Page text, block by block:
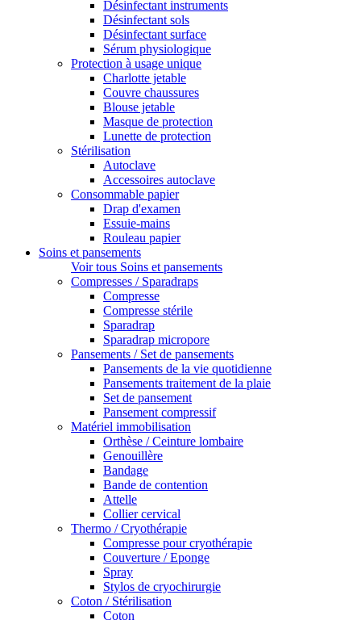
Désinfectant instruments
Désinfectant sols
Désinfectant surface
Sérum physiologique
Protection à usage unique
Charlotte jetable
Couvre chaussures
Blouse jetable
Masque de protection
Lunette de protection
Stérilisation
Autoclave
Accessoires autoclave
Consommable papier
Drap d'examen
Essuie-mains
Rouleau papier
Soins et pansements
Voir tous Soins et pansements
Compresses / Sparadraps
Compresse
Compresse stérile
Sparadrap
Sparadrap micropore
Pansements / Set de pansements
Pansements de la vie quotidienne
Pansements traitement de la plaie
Set de pansement
Pansement compressif
Matériel immobilisation
Orthèse / Ceinture lombaire
Genouillère
Bandage
Bande de contention
Attelle
Collier cervical
Thermo / Cryothérapie
Compresse pour cryothérapie
Couverture / Eponge
Spray
Stylos de cryochirurgie
Coton / Stérilisation
Coton